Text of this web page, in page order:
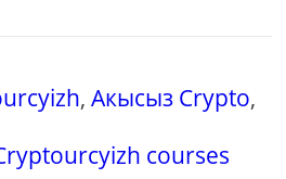
,Акысыз Crypto,
courses